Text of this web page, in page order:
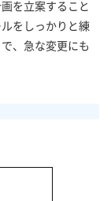
を立案すること
をしっかりと練
、急な変更にも